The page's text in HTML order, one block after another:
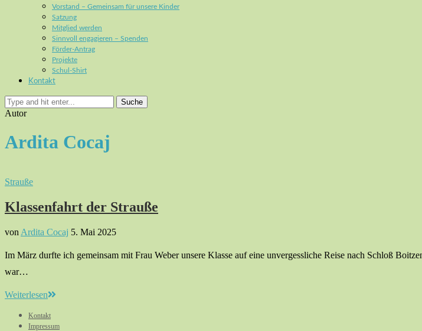
Vorstand – Gemeinsam für unsere Kinder
Satzung
Mitglied werden
Sinnvoll engagieren – Spenden
Förder-Antrag
Projekte
Schul-Shirt
Kontakt
Suche
Autor
Ardita Cocaj
Strauße
Klassenfahrt der Strauße
von Ardita Cocaj 5. Mai 2025
Im März durfte ich gemeinsam mit Frau Weber unsere Klasse auf eine unvergessliche Reise nach Schloß
war…
Weiterlesen
Kontakt
Impressum